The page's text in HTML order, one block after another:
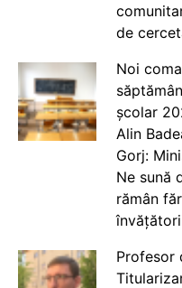
de
Noi
școlar
Alin
Gorj:
Ne sună
rămân
Profesor